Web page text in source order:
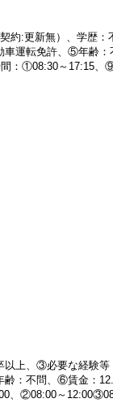
約:更新無）、学歴
運転免許、⑤年齢
：①08:30～17:15
上、③必要な経験
：不問、⑥賃金：
、②08:00～